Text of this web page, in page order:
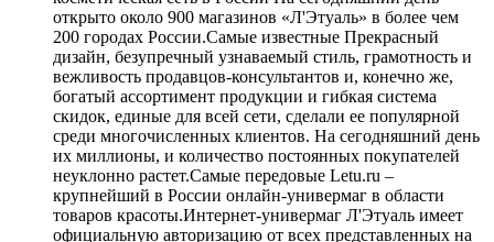
открыто около 900 магазинов «Л'Этуаль» в более чем
200 городах России.Самые известные Прекрасный
дизайн, безупречный узнаваемый стиль, грамотность и
вежливость продавцов-консультантов и, конечно же,
богатый ассортимент продукции и гибкая система
скидок, единые для всей сети, сделали ее популярной
среди многочисленных клиентов. На сегодняшний день
их миллионы, и количество постоянных покупателей
неуклонно растет.Самые передовые Letu.ru –
крупнейший в России онлайн-универмаг в области
товаров красоты.Интернет-универмаг Л'Этуаль имеет
официальную авторизацию от всех представленных на